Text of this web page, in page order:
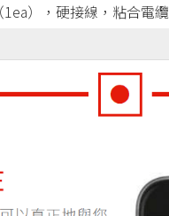
），硬接線，粘合